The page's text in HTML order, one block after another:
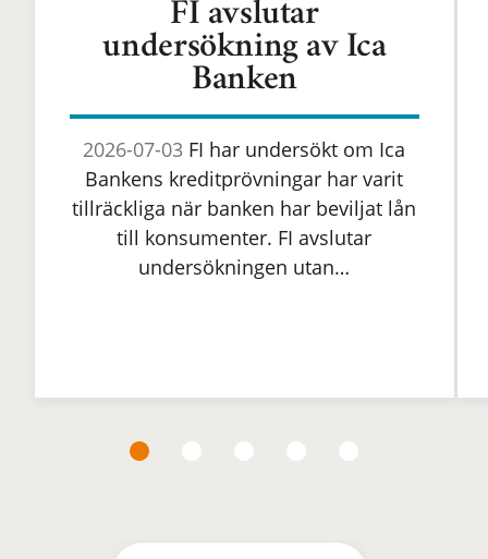
FI avslutar
undersökning av Ica
Banken
2026-07-03 FI har undersökt om Ica
Bankens kreditprövningar har varit
tillräckliga när banken har beviljat lån
till konsumenter. FI avslutar
undersökningen utan…